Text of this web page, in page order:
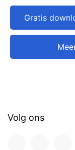
Gratis
Volg ons